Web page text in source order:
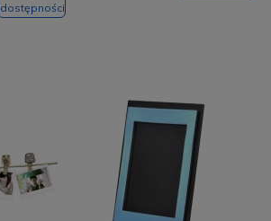
dostępności